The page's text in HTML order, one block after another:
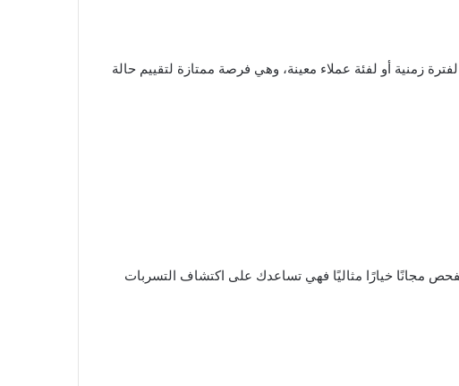
زمنية أو لفئة عملاء معينة، وهي فرصة ممتازة لتقييم حالة
مجانًا خيارًا مثاليًا فهي تساعدك على اكتشاف التسربات